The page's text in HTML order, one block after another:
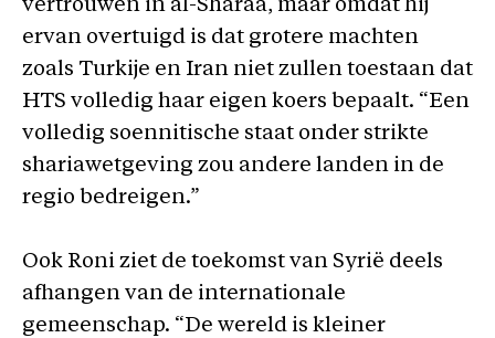
vertrouwen in al-Sharaa, maar omdat hij
ervan overtuigd is dat grotere machten
zoals Turkije en Iran niet zullen toestaan dat
HTS volledig haar eigen koers bepaalt. “Een
volledig soennitische staat onder strikte
shariawetgeving zou andere landen in de
regio bedreigen.”
Ook Roni ziet de toekomst van Syrië deels
afhangen van de internationale
gemeenschap. “De wereld is kleiner